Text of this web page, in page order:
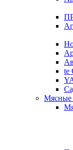
te
Мясные